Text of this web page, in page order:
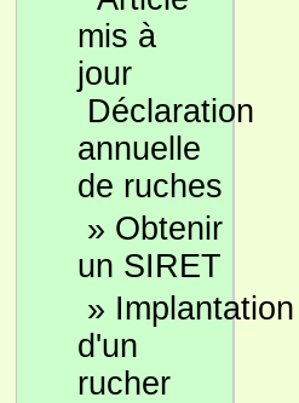
Déclaration
annuelle
de ruches
» Obtenir
un SIRET
» Implantation
d'un
rucher